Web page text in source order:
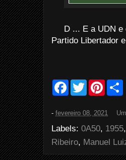
D ... E a UDN e
Partido Libertador
F
b
o
k
T
w
t
r
P
e
e
s
t
e
- fevereiro 08, 2021
Labels: 0A50, 1955,
Ribeiro, Manuel